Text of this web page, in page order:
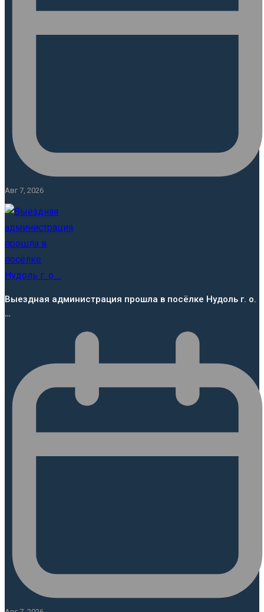
Авг 7, 2026
Выездная администрация прошла в посёлке Нудоль г. о.
…